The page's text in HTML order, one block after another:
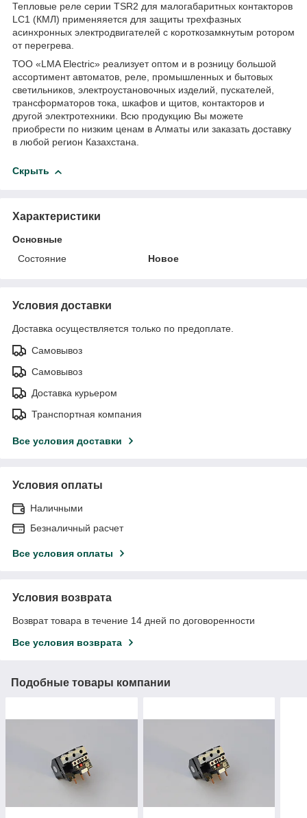
Тепловые реле серии TSR2 для малогабаритных контакторов
LC1 (КМЛ) применяяется для защиты трехфазных
асинхронных электродвигателей с короткозамкнутым ротором
от перегрева.
ТОО «LMA Electric» реализует оптом и в розницу большой
ассортимент автоматов, реле, промышленных и бытовых
светильников, электроустановочных изделий, пускателей,
трансформаторов тока, шкафов и щитов, контакторов и
другой электротехники. Всю продукцию Вы можете
приобрести по низким ценам в Алматы или заказать доставку
в любой регион Казахстана.
Скрыть
Характеристики
Основные
Состояние
Новое
Условия доставки
Доставка осуществляется только по предоплате.
Самовывоз
Самовывоз
Доставка курьером
Транспортная компания
Все условия доставки
Условия оплаты
Наличными
Безналичный расчет
Все условия оплаты
Условия возврата
Возврат товара в течение 14 дней по договоренности
Все условия возврата
Подобные товары компании